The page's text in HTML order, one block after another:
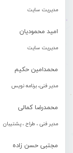
مدیریت سایت
امید محمودیان
مدیریت سایت
محمدامین حکیم
مدیر فنی، برنامه نویس
محمدرضا کمالی
مدیر فنی ، طراح ، پشتیبان
مجتبی حسن زاده